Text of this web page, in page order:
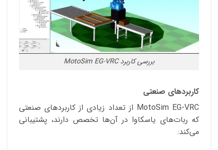
بررسی کاربرد MotoSim EG-VRC
کاربردهای صنعتی
MotoSim EG-VRC از تعداد زیادی از کاربردهای صنعتی
که ربات‌های یاسکاوا در آن‌ها تخصص دارند، پشتیبانی
می‌کند: